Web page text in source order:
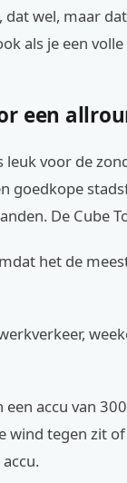
dat wel, maar
als je een
een
leuk voor de
goedkope
De Cube
het de
accu van
wind tegen zit